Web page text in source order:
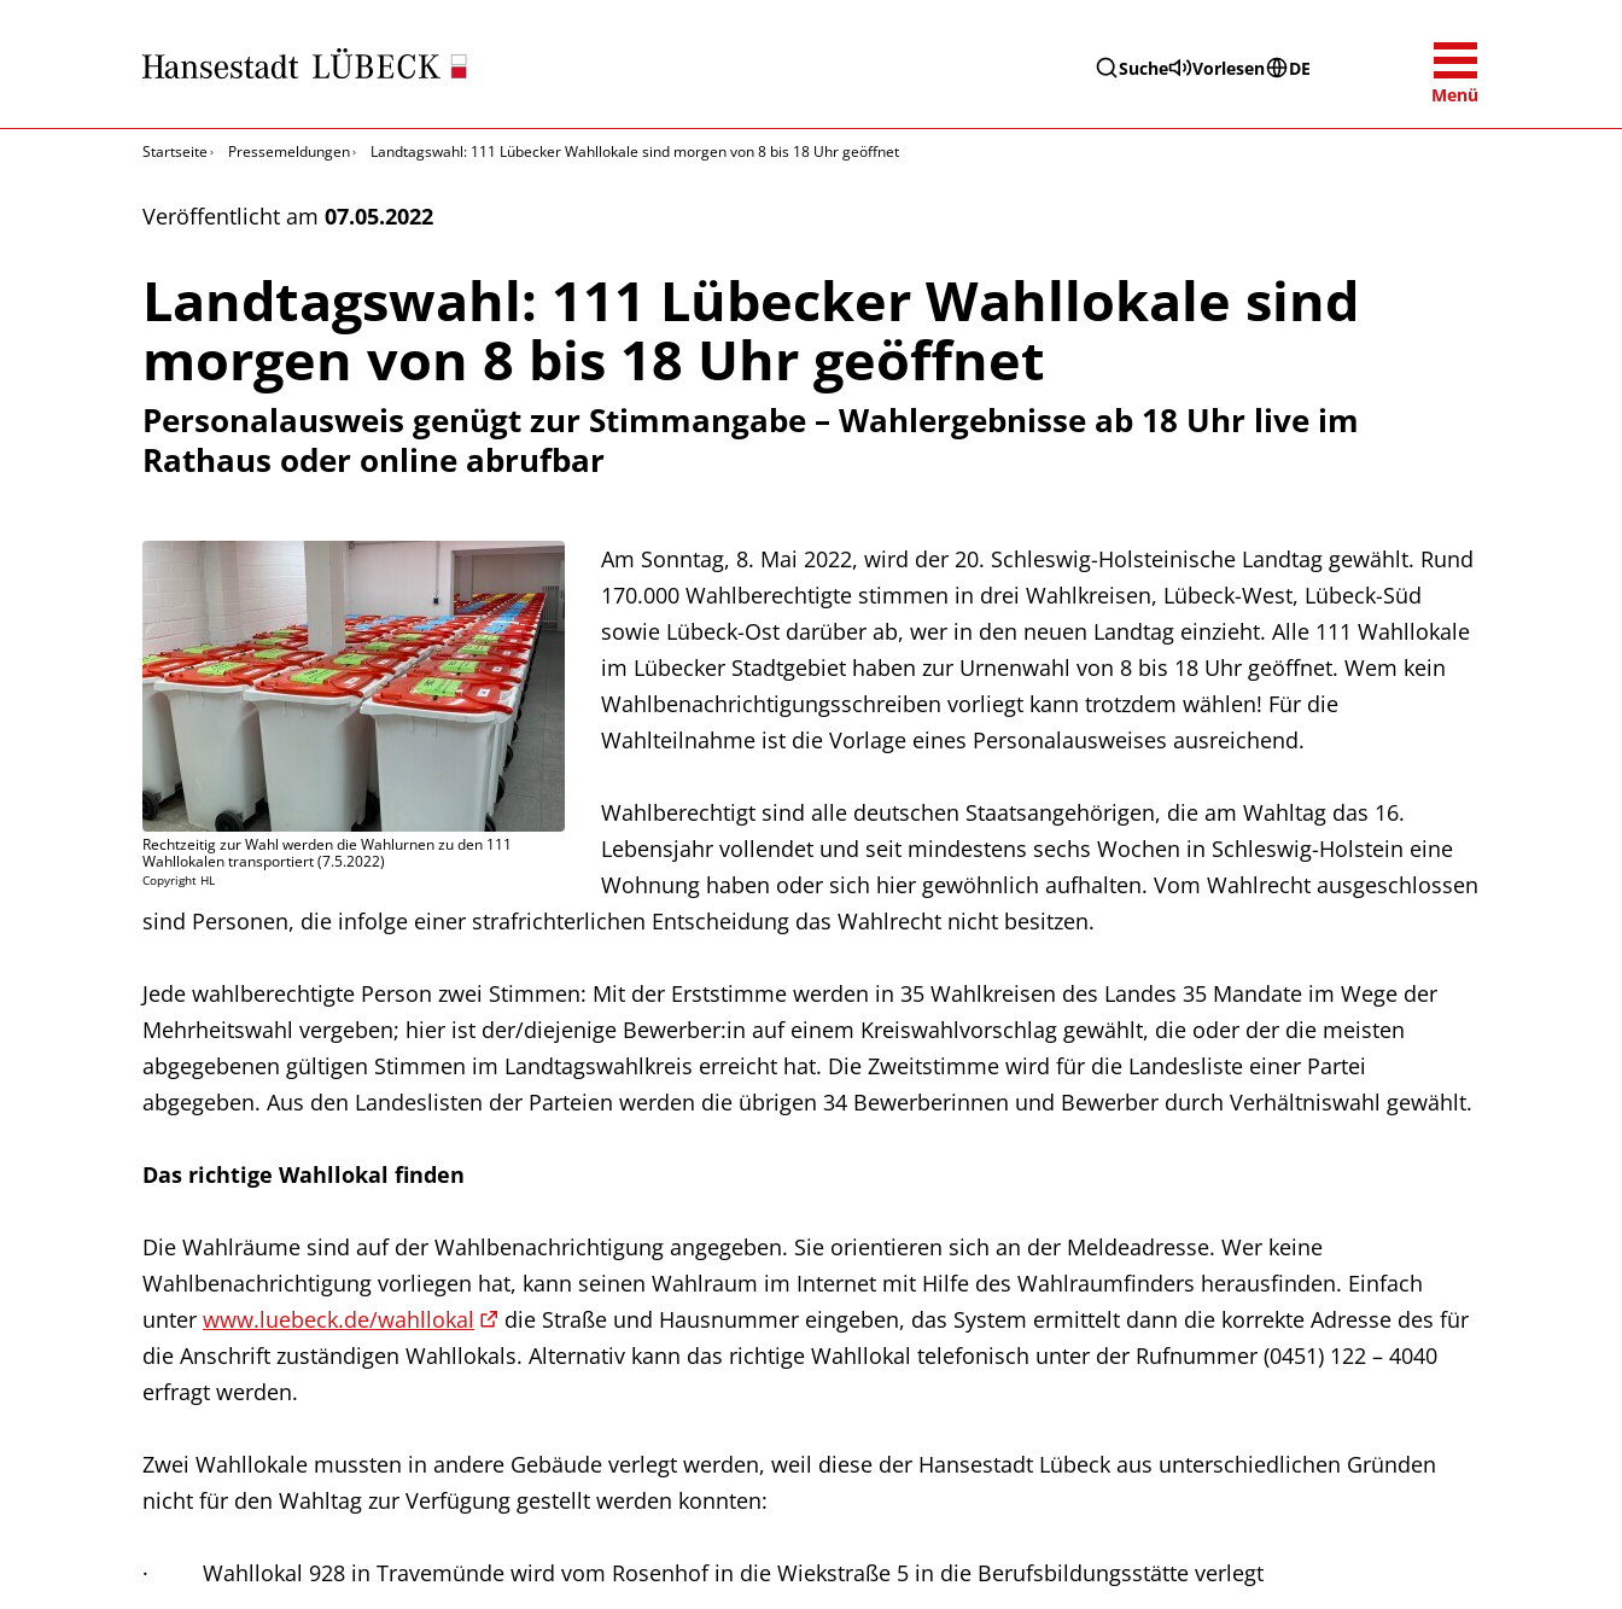
Suche Vorlesen
DE
Menü
Startseite Pressemeldungen Landtagswahl: 111 Lübecker Wahllokale sind morgen von 8 bis 18 Uhr geöffnet
Veröffentlicht am 07.05.2022
Landtagswahl: 111 Lübecker Wahllokale sind
morgen von 8 bis 18 Uhr geöffnet
Personalausweis genügt zur Stimmangabe – Wahlergebnisse ab 18 Uhr live im
Rathaus oder online abrufbar
Rechtzeitig zur Wahl werden die Wahlurnen zu den 111
Wahllokalen transportiert (7.5.2022)
Copyright HL
Am Sonntag, 8. Mai 2022, wird der 20. Schleswig-Holsteinische Landtag gewählt. Rund
170.000 Wahlberechtigte stimmen in drei Wahlkreisen, Lübeck-West, Lübeck-Süd
sowie Lübeck-Ost darüber ab, wer in den neuen Landtag einzieht. Alle 111 Wahllokale
im Lübecker Stadtgebiet haben zur Urnenwahl von 8 bis 18 Uhr geöffnet. Wem kein
Wahlbenachrichtigungsschreiben vorliegt kann trotzdem wählen! Für die
Wahlteilnahme ist die Vorlage eines Personalausweises ausreichend.
Wahlberechtigt sind alle deutschen Staatsangehörigen, die am Wahltag das 16.
Lebensjahr vollendet und seit mindestens sechs Wochen in Schleswig-Holstein eine
Wohnung haben oder sich hier gewöhnlich aufhalten. Vom Wahlrecht ausgeschlossen
sind Personen, die infolge einer strafrichterlichen Entscheidung das Wahlrecht nicht besitzen.
Jede wahlberechtigte Person zwei Stimmen: Mit der Erststimme werden in 35 Wahlkreisen des Landes 35 Mandate im Wege der
Mehrheitswahl vergeben; hier ist der/diejenige Bewerber:in auf einem Kreiswahlvorschlag gewählt, die oder der die meisten
abgegebenen gültigen Stimmen im Landtagswahlkreis erreicht hat. Die Zweitstimme wird für die Landesliste einer Partei
abgegeben. Aus den Landeslisten der Parteien werden die übrigen 34 Bewerberinnen und Bewerber durch Verhältniswahl gewählt.
Das richtige Wahllokal finden
Die Wahlräume sind auf der Wahlbenachrichtigung angegeben. Sie orientieren sich an der Meldeadresse. Wer keine
Wahlbenachrichtigung vorliegen hat, kann seinen Wahlraum im Internet mit Hilfe des Wahlraumfinders herausfinden. Einfach
unter www.luebeck.de/wahllokal
die Straße und Hausnummer eingeben, das System ermittelt dann die korrekte Adresse des für
die Anschrift zuständigen Wahllokals. Alternativ kann das richtige Wahllokal telefonisch unter der Rufnummer (0451) 122 – 4040
erfragt werden.
Zwei Wahllokale mussten in andere Gebäude verlegt werden, weil diese der Hansestadt Lübeck aus unterschiedlichen Gründen
nicht für den Wahltag zur Verfügung gestellt werden konnten:
· Wahllokal 928 in Travemünde wird vom Rosenhof in die Wiekstraße 5 in die Berufsbildungsstätte verlegt